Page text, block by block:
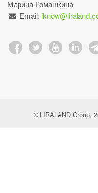
Марина Ромашкина
Email:
© LIRALAND Group,